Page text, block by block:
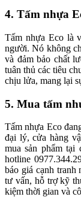
4. Tấm nhựa
Tấm nhựa Eco là
người. Nó không
và đảm bảo chất
tuân thủ các tiêu
chịu lửa, mang lại
5. Mua tấm
Tấm nhựa Eco
đại lý, cửa hàng
mua sản phẩm
hotline
báo giá cạnh tranh
tư vấn, hỗ trợ kỹ
kiệm thời gian và